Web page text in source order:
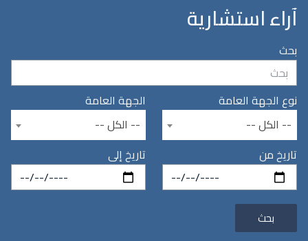
آراء استشارية
بحث
نوع الجهة العامة
-- الكل --
الجهة العامة
-- الكل --
تاريخ من
تاريخ إلى
بحث